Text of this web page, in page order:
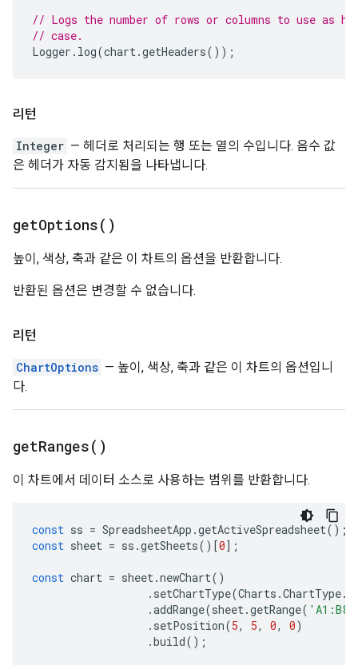
// Logs the number of rows or columns to use as
// case.
Logger . log(chart.getHeaders());
리턴
Integer — 헤더로 처리되는 행 또는 열의 수입니다. 음수 값
은 헤더가 자동 감지됨을 나타냅니다.
getOptions( )
높이, 색상, 축과 같은 이 차트의 옵션을 반환합니다.
반환된 옵션은 변경할 수 없습니다.
리턴
ChartOptions — 높이, 색상, 축과 같은 이 차트의 옵션입니
다.
getRanges( )
이 차트에서 데이터 소스로 사용하는 범위를 반환합니다.
const ss = SpreadsheetApp .getActiveSpreadsheet();
const sheet = ss .getSheets()[0];
const chart = sheet.newChart()
. setChartType(Charts .ChartType.
.addRange(sheet.getRange( 'A1:B8'
. setPosition(5, 5, 0, 0)
.build();